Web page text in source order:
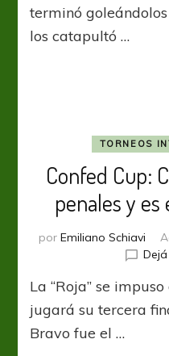
terminó
los catapultó …
TORNEOS
Confed Cup:
penales y
por Emiliano Schiavi
La “Roja” se
jugará su tercera
Bravo fue el …